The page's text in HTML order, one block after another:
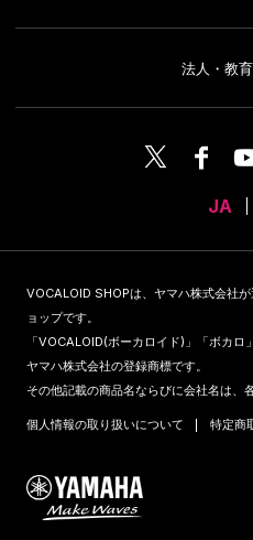
法人・教
JA
VOCALOID SHOPは、ヤマハ株式会社
ョップです。
「VOCALOID(ボーカロイド)」「ボカ
ヤマハ株式会社の登録商標です。
その他記載の商品名ならびに会社名は、
個人情報の取り扱いについて 特定商